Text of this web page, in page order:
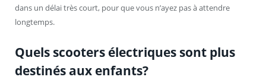
dans un délai très court, pour que vous n’ayez pas à attendre
longtemps.
Quels scooters électriques sont plus
destinés aux enfants?